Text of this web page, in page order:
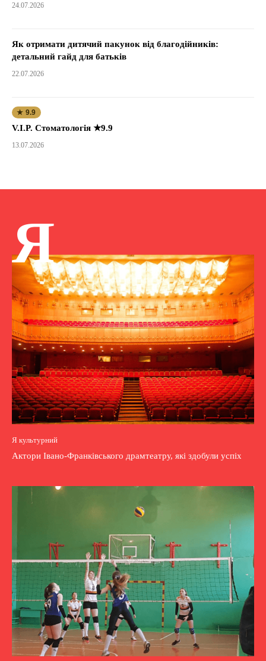
24.07.2026
Як отримати дитячий пакунок від благодійників:
детальний гайд для батьків
22.07.2026
★ 9.9
V.I.P. Стоматологія ★9.9
13.07.2026
Я
Я культурний
Актори Івано-Франківського драмтеатру, які здобули успіх